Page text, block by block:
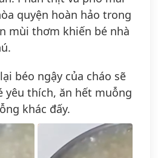
quyện hoàn hảo trong
mùi thơm khiến bé nhà
béo ngậy của cháo sẽ
yêu thích, ăn hết muỗng
khác đấy.